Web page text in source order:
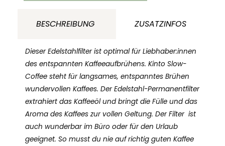
BESCHREIBUNG ZUSATZINFOS
Dieser Edelstahlfilter ist optimal für Liebhaber:innen
des entspannten Kaffeeaufbrühens. Kinto Slow-
Coffee steht für langsames, entspanntes Brühen
wundervollen Kaffees. Der Edelstahl-Permanentfilter
extrahiert das Kaffeeöl und bringt die Fülle und das
Aroma des Kaffees zur vollen Geltung. Der Filter ist
auch wunderbar im Büro oder für den Urlaub
geeignet. So musst du nie auf richtig guten Kaffee